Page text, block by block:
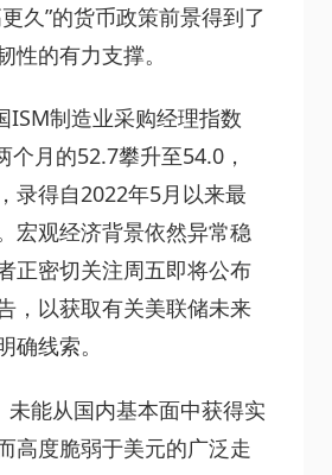
久”的货币政策前景得到了
性的有力支撑。
ISM制造业采购经理指数
个月的52.7攀升至54.0，
录得自2022年5月以来最
宏观经济背景依然异常稳
正密切关注周五即将公布
，以获取有关美联储未来
确线索。
未能从国内基本面中获得实
高度脆弱于美元的广泛走